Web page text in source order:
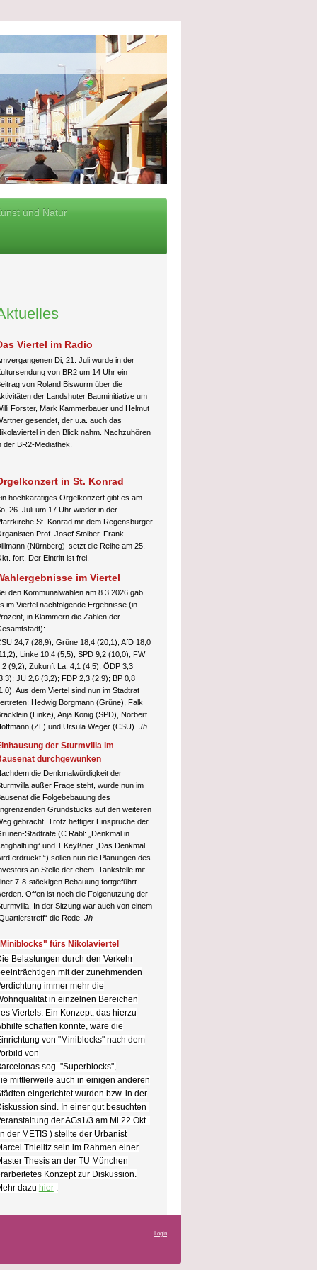
und Natur
Viertel im Radio
Di, 21. Juli wurde in der
von BR2 um 14 Uhr ein
von Roland Biswurm über die
der Landshuter Bauminitiative um
Forster, Mark Kammerbauer und Helmut
gesendet, der u.a. auch das
in den Blick nahm. Nachzuhören
der BR2-Mediathek.
in St. Konrad
hochkarätiges Orgelkonzert gibt es am
26. Juli um 17 Uhr wieder in der
St. Konrad mit dem Regensburger
Prof. Josef Stoiber. Frank
(Nürnberg) setzt die Reihe am 25.
fort. Der Eintritt ist frei.
im Viertel
den Kommunalwahlen am 8.3.2026 gab
im Viertel nachfolgende Ergebnisse (in
in Klammern die Zahlen der
24,7 (28,9); Grüne 18,4 (20,1); AfD 18,0
Linke 10,4 (5,5); SPD 9,2 (10,0); FW
(9,2); Zukunft La. 4,1 (4,5); ÖDP 3,3
JU 2,6 (3,2); FDP 2,3 (2,9); BP 0,8
Aus dem Viertel sind nun im Stadtrat
Hedwig Borgmann (Grüne), Falk
(Linke), Anja König (SPD), Norbert
(ZL) und Ursula Weger (CSU). Jh
der Sturmvilla im
durchgewunken
die Denkmalwürdigkeit der
außer Frage steht, wurde nun im
die Folgebebauung des
Grundstücks auf den weiteren
gebracht. Trotz heftiger Einsprüche der
Stadträte (C.Rabl: „Denkmal in
und T.Keyßner „Das Denkmal
erdrückt!“) sollen nun die Planungen des
an Stelle der ehem. Tankstelle mit
7-8-stöckigen Bebauung fortgeführt
Offen ist noch die Folgenutzung der
In der Sitzung war auch von einem
die Rede. Jh
fürs Nikolaviertel
Belastungen durch den Verkehr
mit der zunehmenden
immer mehr die
in einzelnen Bereichen
Viertels. Ein Konzept, das hierzu
schaffen könnte, wäre die
von "Miniblocks" nach dem
von
sog. "Superblocks",
mittlerweile auch in einigen anderen
eingerichtet wurden bzw. in der
sind. In einer gut besuchten
der AGs1/3am Mi 22.Okt.
der METIS ) stellte der Urbanist
Thielitz sein im Rahmen einer
Thesis an der TU München
Konzept zur Diskussion.
dazu hier.
Login